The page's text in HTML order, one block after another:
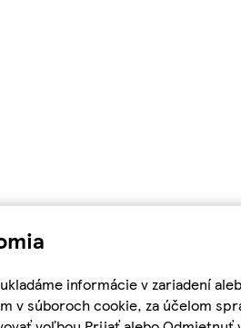
informácie v zariadení
v súboroch cookie, za účelom